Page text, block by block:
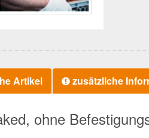
Artikel zusätzliche
ohne